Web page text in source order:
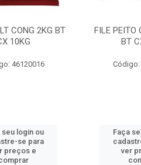
CONG 2KG BT
10KG
46120016
seu login ou
se para
preços e
FILE PEITO
BT
Código:
Faça
ver